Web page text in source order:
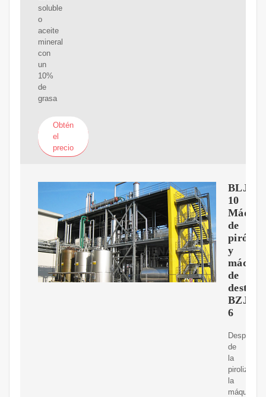
soluble
o
aceite
mineral
con
un
10%
de
grasa
Obtén
el
precio
BLJ-
10
de
pirólisis
y
de
BZJ-
6
Después
de
la
la
máquina